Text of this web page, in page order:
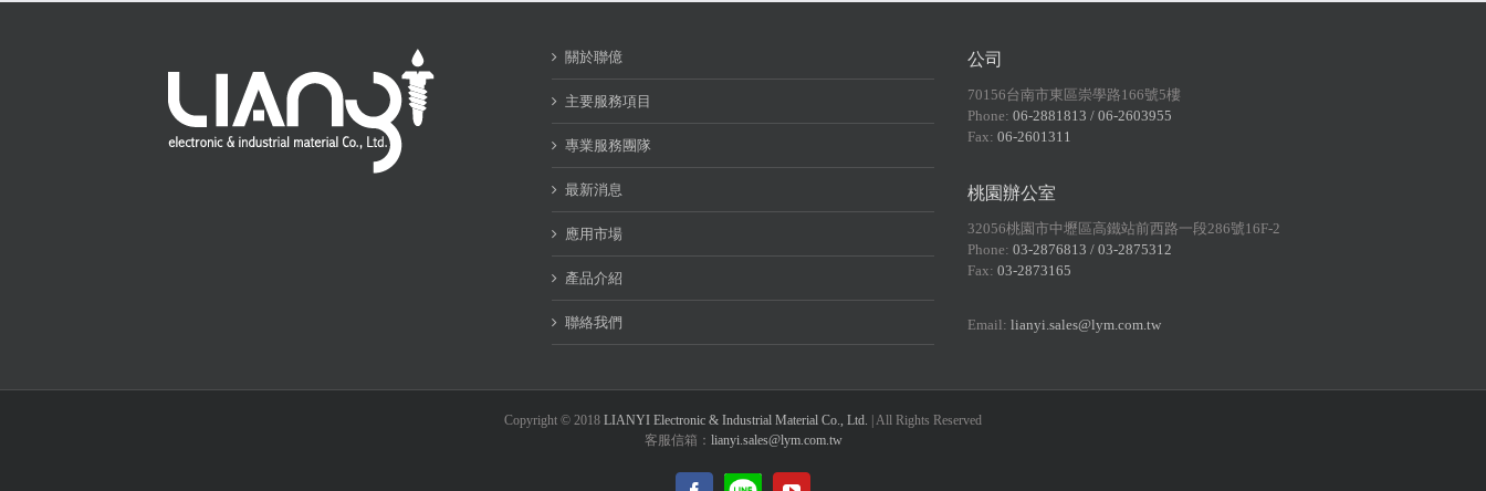
關於聯億
主要服務項目
專業服務團隊
最新消息
應用市場
產品介紹
聯絡我們
公司
70156台南市東區崇學路166號5樓
Phone:06-2881813 / 06-2603955
Fax:06-2601311
桃園辦公室
32056桃園市中壢區高鐵站前西路一段286號16F-2
Phone:03-2876813 / 03-2875312
Fax:03-2873165
Email:lianyi.sales@lym.com.tw
Copyright © 2018 LIANYI Electronic & Industrial Material Co., Ltd. | All Rights Reserved
客服信箱： lianyi.sales@lym.com.tw
LINE@